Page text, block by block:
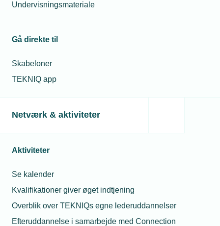
Undervisningsmateriale
Gå direkte til
Skabeloner
TEKNIQ app
Netværk & aktiviteter
Aktiviteter
Se kalender
Kvalifikationer giver øget indtjening
Overblik over TEKNIQs egne lederuddannelser
Efteruddannelse i samarbejde med Connection